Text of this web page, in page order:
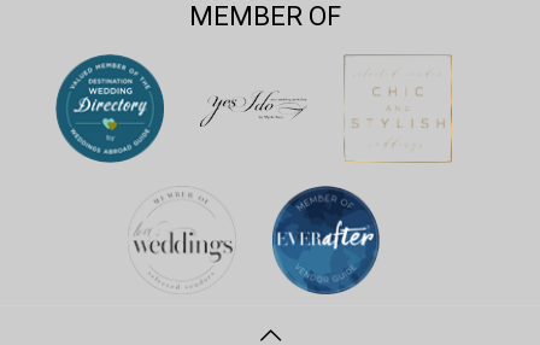
MEMBER OF